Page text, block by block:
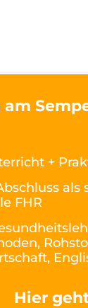
+
als
FHR
Hier